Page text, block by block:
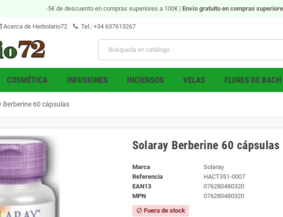
-5€ de descuento en compras superiores a 100€ | Envío gratuitoen compras
Acerca de Herbolario72 Tel.: +34 637613267
COSMÉTICA INFUSIONES INCIENSOS VELAS FLORES DE BACH
Berberine 60 cápsulas
Solaray Berberine 60 cápsulas
Marca
Solaray
Referencia
HACT351-0007
EAN13
076280480320
MPN
076280480320
block Fuera de stock